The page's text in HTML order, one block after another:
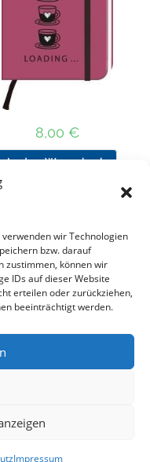
wir Technologien
bzw. darauf
zustimmen, können wir
IDs auf dieser Website
erteilen oder zurückziehen,
beeinträchtigt werden.
Impressum
8,00 €
In den Warenkorb